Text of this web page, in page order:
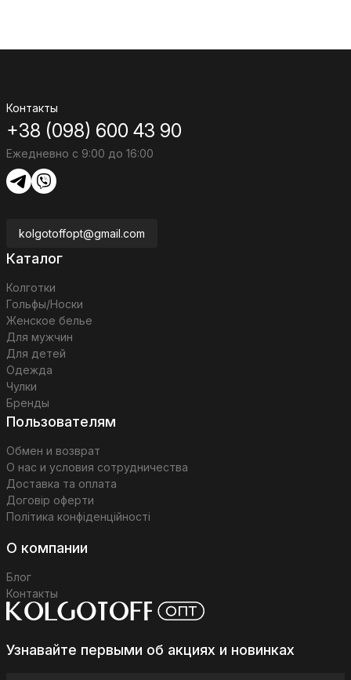
Контакты
+38 (098) 600 43 90
Ежедневно с 9:00 до 16:00
kolgotoffopt@gmail.com
Каталог
Колготки
Гольфы/Носки
Женское белье
Для мужчин
Для детей
Одежда
Чулки
Бренды
Пользователям
Обмен и возврат
О нас и условия сотрудничества
Доставка та оплата
Договір оферти
Політика конфіденційності
О компании
Блог
Контакты
Узнавайте первыми об акциях и новинках